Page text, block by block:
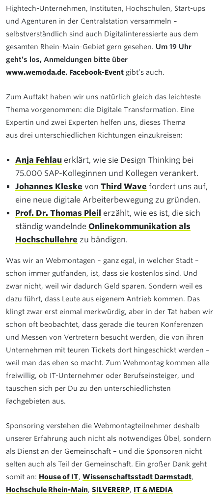
Hightech-Unternehmen, Instituten, Hochschulen, Start-ups
und Agenturen in der Centralstation versammeln –
selbstverständlich sind auch Digitalinteressierte aus dem
gesamten Rhein-Main-Gebiet gern gesehen. Um 19 Uhr
geht’s los, Anmeldungen bitte über
www.wemoda.de. Facebook-Event gibt’s auch.
Zum Auftakt haben wir uns natürlich gleich das leichteste
Thema vorgenommen: die Digitale Transformation. Eine
Expertin und zwei Experten helfen uns, dieses Thema
aus drei unterschiedlichen Richtungen einzukreisen:
Anja Fehlau erklärt, wie sie Design Thinking bei
75.000 SAP-Kolleginnen und Kollegen verankert.
Johannes Kleske vonThird Wave fordert uns auf,
eine neue digitale Arbeiterbewegung zu gründen.
Prof. Dr. Thomas Pleil erzählt, wie es ist, die sich
ständig wandelndeOnlinekommunikation als
Hochschullehre zu bändigen.
Was wir an Webmontagen – ganz egal, in welcher Stadt –
schon immer gutfanden, ist, dass sie kostenlos sind. Und
zwar nicht, weil wir dadurch Geld sparen. Sondern weil es
dazu führt, dass Leute aus eigenem Antrieb kommen. Das
klingt zwar erst einmal merkwürdig, aber in der Tat haben wir
schon oft beobachtet, dass gerade die teuren Konferenzen
und Messen von Vertretern besucht werden, die von ihren
Unternehmen mit teuren Tickets dort hingeschickt werden –
weil man das eben so macht. Zum Webmontag kommen alle
freiwillig, ob IT-Unternehmer oder Berufseinsteiger, und
tauschen sich per Du zu den unterschiedlichsten
Fachgebieten aus.
Sponsoring verstehen die Webmontagteilnehmer deshalb
unserer Erfahrung auch nicht als notwendiges Übel, sondern
als Dienst an der Gemeinschaft – und die Sponsoren nicht
selten auch als Teil der Gemeinschaft. Ein großer Dank geht
somit an: House of IT, Wissenschaftsstadt Darmstadt,
Hochschule Rhein-Main, SILVERERP, IT & MEDIA